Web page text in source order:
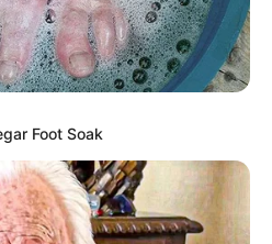
Foot Soak